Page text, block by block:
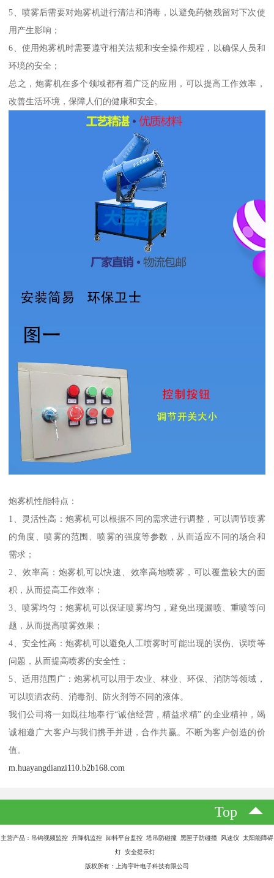
5、喷雾后需要对炮雾机进行清洁和消毒，以避免药物残留对下次使
用产生影响；
6、使用炮雾机时需要遵守相关法规和安全操作规程，以确保人员和
环境的安全；
总之，炮雾机在多个领域都有着广泛的应用，可以提高工作效率，
改善生活环境，保障人们的健康和安全。
炮雾机性能特点：
1、灵活性高：炮雾机可以根据不同的需求进行调整，可以调节喷雾
的角度、喷雾的范围、喷雾的强度等参数，从而适应不同的场合和
需求；
2、效率高：炮雾机可以快速、效率高地喷雾，可以覆盖较大的面
积，从而提高工作效率；
3、喷雾均匀：炮雾机可以保证喷雾均匀，避免出现漏喷、重喷等问
题，从而提高喷雾效果；
4、安全性高：炮雾机可以避免人工喷雾时可能出现的误伤、误喷等
问题，从而提高喷雾的安全性；
5、适用范围广：炮雾机可以用于农业、林业、环保、消防等领域，
可以喷洒农药、消毒剂、防火剂等不同的液体。
我们公司将一如既往地奉行“诚信经营，精益求精” 的企业精神，竭
诚相邀广大客户与我们携手并进，合作共赢。不断为客户创造的价
值。
m.huayangdianzi110.b2b168.com
Top
主营产品：吊钩视频监控 升降机监控 卸料平台监控 塔吊防碰撞 黑匣子防碰撞 风速仪 太阳能障碍
灯 安全提示灯
版权所有：上海宇叶电子科技有限公司